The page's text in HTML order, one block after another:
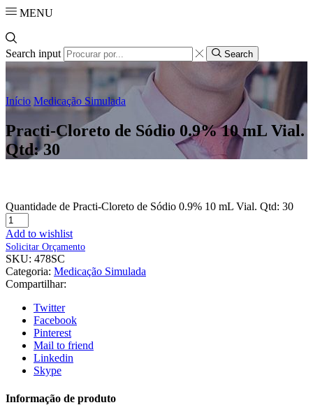
MENU
Search input Search
Início Medicação Simulada
Practi-Cloreto de Sódio 0.9% 10 mL Vial.
Qtd: 30
Quantidade de Practi-Cloreto de Sódio 0.9% 10 mL Vial. Qtd: 30
Add to wishlist
Solicitar Orçamento
SKU: 478SC
Categoria: Medicação Simulada
Compartilhar:
Twitter
Facebook
Pinterest
Mail to friend
Linkedin
Skype
Informação de produto